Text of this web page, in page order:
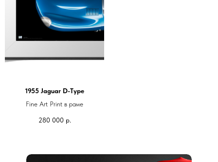
1955 Jaguar D-Type
Fine Art Print в раме
280 000 р.